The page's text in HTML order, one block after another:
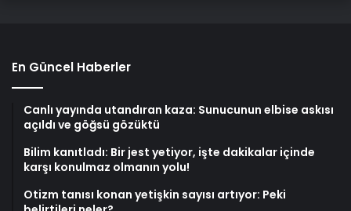
En Güncel Haberler
Canlı yayında utandıran kaza: Sunucunun elbise askısı
açıldı ve göğsü gözüktü
Bilim kanıtladı: Bir jest yetiyor, işte dakikalar içinde
karşı konulmaz olmanın yolu!
Otizm tanısı konan yetişkin sayısı artıyor: Peki